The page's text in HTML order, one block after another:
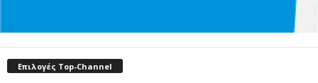
Επιλογές Top-Channel